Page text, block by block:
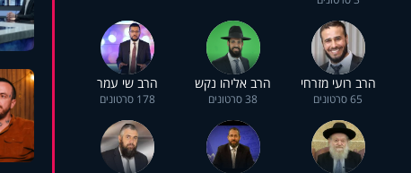
הרב רועי מזרחי
65 סרטונים
הרב אליהו נקש
38 סרטונים
הרב שי עמר
178 סרטונים